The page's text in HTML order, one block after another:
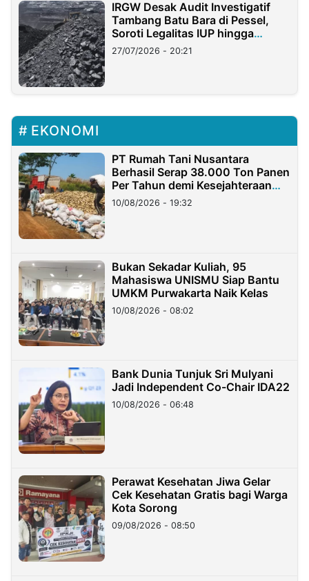
IRGW Desak Audit Investigatif
Tambang Batu Bara di Pessel,
Soroti Legalitas IUP hingga
Stockpile
27/07/2026 - 20:21
EKONOMI
PT Rumah Tani Nusantara
Berhasil Serap 38.000 Ton Panen
Per Tahun demi Kesejahteraan
Petani
10/08/2026 - 19:32
Bukan Sekadar Kuliah, 95
Mahasiswa UNISMU Siap Bantu
UMKM Purwakarta Naik Kelas
10/08/2026 - 08:02
Bank Dunia Tunjuk Sri Mulyani
Jadi Independent Co-Chair IDA22
10/08/2026 - 06:48
Perawat Kesehatan Jiwa Gelar
Cek Kesehatan Gratis bagi Warga
Kota Sorong
09/08/2026 - 08:50